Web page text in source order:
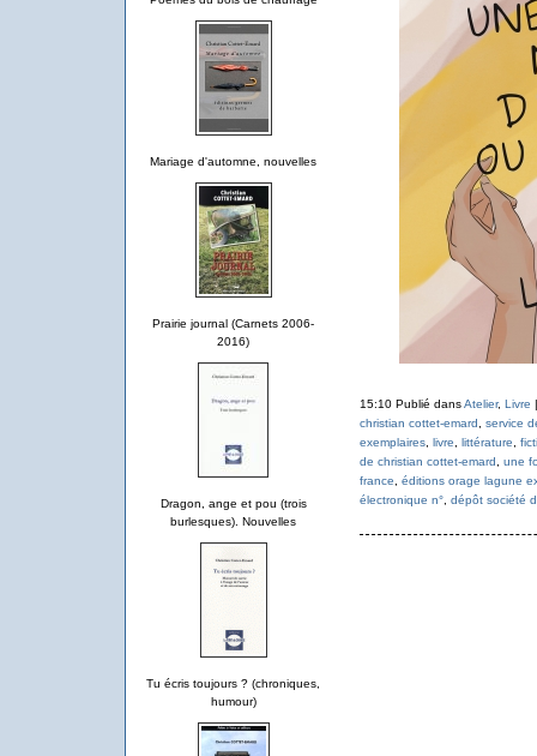
Mariage d'automne, nouvelles
Prairie journal (Carnets 2006-
2016)
Dragon, ange et pou (trois
burlesques). Nouvelles
Tu écris toujours ? (chroniques,
humour)
15:10 Publié dansAtelier, Livre
christian cottet-emard
service
exemplaires, livre littérature
de christian cottet-emard
une
france
éditions orage lagune
électronique n°, dépôt société